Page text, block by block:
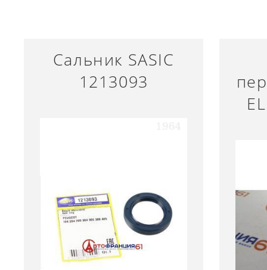
Сальник SASIC
1213093